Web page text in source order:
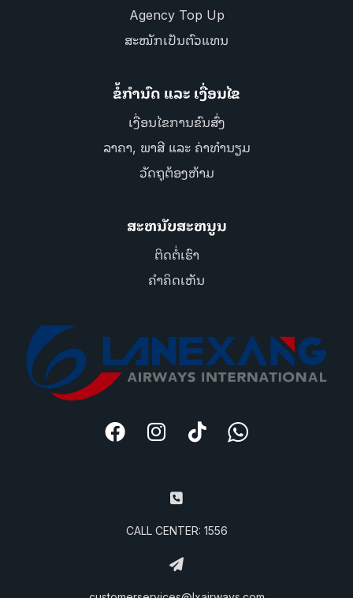
Agency Top Up
ສະໝັກເປັນຕົວແທນ
ຂໍ້ກຳນົດ ແລະ ເງື່ອນໄຂ
ເງື່ອນໄຂການຂົນສົ່ງ
ລາຄາ, ພາສີ ແລະ ຄ່າທຳນຽມ
ວັດຖຸຕ້ອງຫ້າມ
ສະຫນັບສະຫນູນ
ຕິດຕໍ່ເຮົາ
ຄຳຄິດເຫັນ
CALL CENTER: 1556